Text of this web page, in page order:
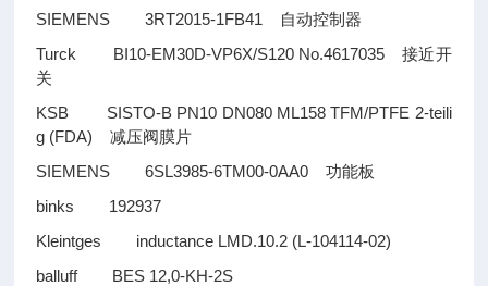
SIEMENS 3RT2015-1FB41 自动控制器
Turck BI10-EM30D-VP6X/S120 No.4617035接近开
关
KSB SISTO-B PN10 DN080 ML158 TFM/PTFE 2-teili
g (FDA)减压阀膜片
SIEMENS 6SL3985-6TM00-0AA0功能板
binks 192937
Kleintges inductance LMD.10.2 (L-104114-02)
balluff BES 12,0-KH-2S